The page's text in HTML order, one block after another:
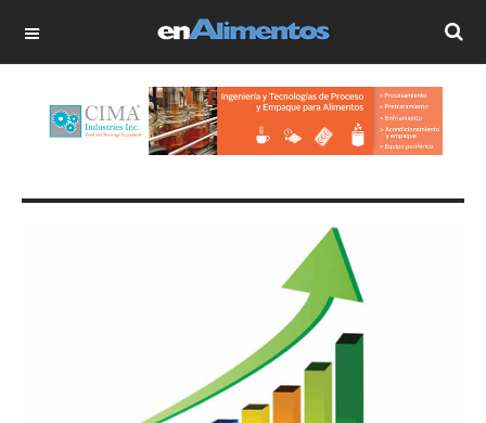
OFF CANVAS